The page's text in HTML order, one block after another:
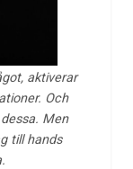
aktiverar
Och
Men
till hands